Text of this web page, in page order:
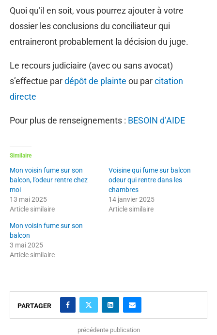
Quoi qu’il en soit, vous pourrez ajouter à votre
dossier les conclusions du conciliateur qui
entraineront probablement la décision du juge.
Le recours judiciaire (avec ou sans avocat)
s’effectue pardépôt de plainte ou parcitation
directe
Pour plus de renseignements : BESOIN d’AIDE
Similaire
Mon voisin fume sur son
balcon, l’odeur rentre chez
moi
13 mai 2025
Article similaire
Voisine qui fume sur balcon
odeur qui rentre dans les
chambres
14 janvier 2025
Article similaire
Mon voisin fume sur son
balcon
3 mai 2025
Article similaire
PARTAGER
précédente publication